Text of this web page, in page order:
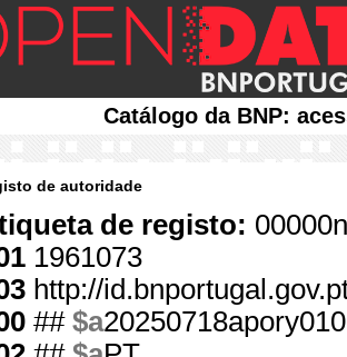
Catálogo da BNP:
de autoridade
de registo:
1961073
http://
## $a